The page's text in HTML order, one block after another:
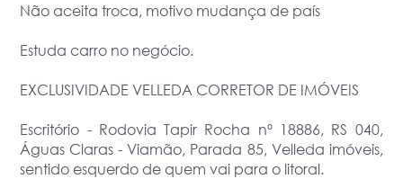
Não aceita troca, motivo mudança de país
Estuda carro no negócio.
EXCLUSIVIDADE VELLEDA CORRETOR DE IMÓVEIS
Escritório - Rodovia Tapir Rocha nº 18886, RS 040,
Águas Claras - Viamão, Parada 85, Velleda imóveis,
sentido esquerdo de quem vai para o litoral.